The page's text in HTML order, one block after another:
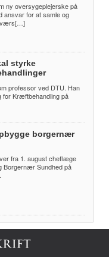
ny oversygeplejerske på
ansvar for at samle og
tværs[…]
styrke
professor ved DTU. Han
for Kræftbehandling på
borgernær
fra 1. august cheflæge
Borgernær Sundhed på